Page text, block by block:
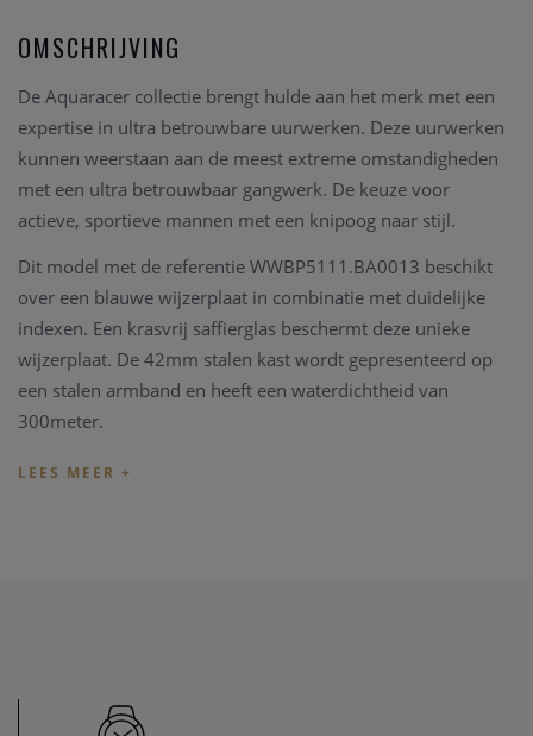
OMSCHRIJVING
De Aquaracer collectie brengt hulde aan het merk met een
expertise in ultra betrouwbare uurwerken. Deze uurwerken
kunnen weerstaan aan de meest extreme omstandigheden
met een ultra betrouwbaar gangwerk. De keuze voor
actieve, sportieve mannen met een knipoog naar stijl.
Dit model met de referentie WWBP5111.BA0013 beschikt
over een blauwe wijzerplaat in combinatie met duidelijke
indexen. Een krasvrij saffierglas beschermt deze unieke
wijzerplaat. De 42mm stalen kast wordt gepresenteerd op
een stalen armband en heeft een waterdichtheid van
300meter.
De TAG Heuer Aquaracer wordt geleverd met een originele
referentie nummer van het TAG Heuer vermelden en wij